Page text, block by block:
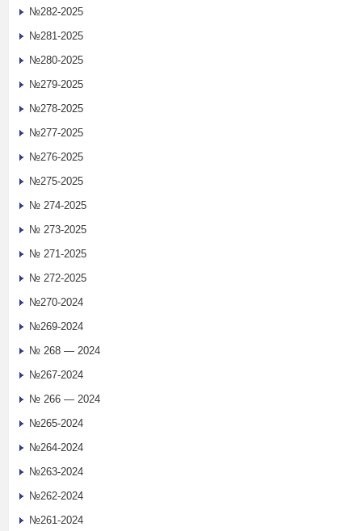
№282-2025
№281-2025
№280-2025
№279-2025
№278-2025
№277-2025
№276-2025
№275-2025
№ 274-2025
№ 273-2025
№ 271-2025
№ 272-2025
№270-2024
№269-2024
№ 268 — 2024
№267-2024
№ 266 — 2024
№265-2024
№264-2024
№263-2024
№262-2024
№261-2024